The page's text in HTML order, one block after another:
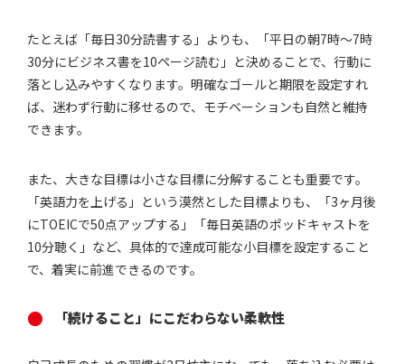
たとえば「毎日30分読書する」よりも、「平日の朝7時〜7時
30分にビジネス書を10ページ読む」と決めることで、行動に
落とし込みやすくなります。明確なゴールと期限を設定すれ
ば、迷わず行動に移せるので、モチベーションも自然と維持
できます。
また、大きな目標は小さな目標に分解することも重要です。
「英語力を上げる」という漠然とした目標よりも、「3ヶ月後
にTOEICで50点アップする」「毎日英語のポッドキャストを
10分聴く」など、具体的で達成可能な小目標を設定すること
で、着実に前進できるのです。
「続けること」にこだわらない柔軟性